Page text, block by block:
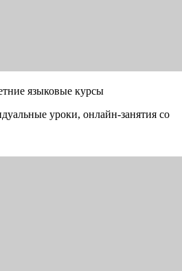
языковые курсы
уроки, онлайн-занятия со